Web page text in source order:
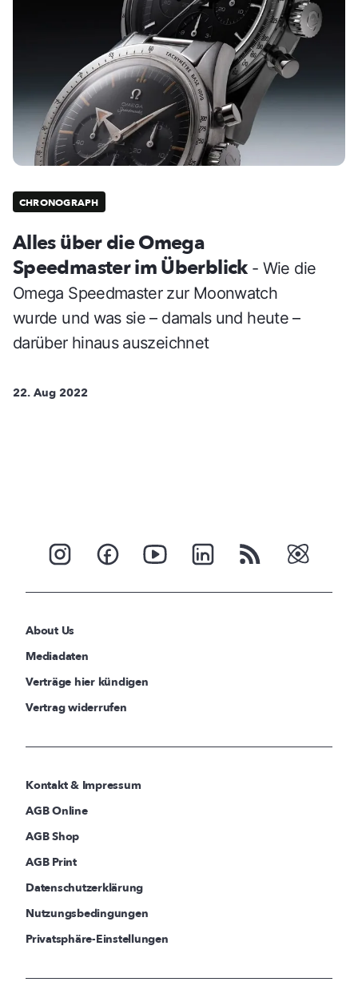
CHRONOGRAPH
Alles über die Omega
Speedmaster im Überblick - Wie die
Omega Speedmaster zur Moonwatch
wurde und was sie – damals und heute –
darüber hinaus auszeichnet
22. Aug 2022
About Us
Mediadaten
Verträge hier kündigen
Vertrag widerrufen
Kontakt & Impressum
AGB Online
AGB Shop
AGB Print
Datenschutzerklärung
Nutzungsbedingungen
Privatsphäre-Einstellungen